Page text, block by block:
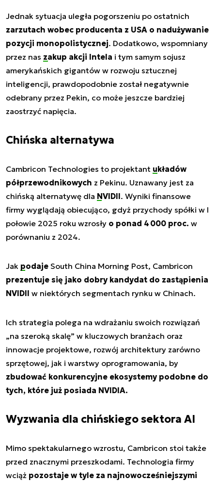
Jednak sytuacja uległa pogorszeniu po ostatnich
zarzutach wobec producenta z USA o nadużywanie
pozycji monopolistycznej. Dodatkowo, wspomniany
przez nas zakup akcji Intela i tym samym sojusz
amerykańskich gigantów w rozwoju sztucznej
inteligencji, prawdopodobnie został negatywnie
odebrany przez Pekin, co może jeszcze bardziej
zaostrzyć napięcia.
Chińska alternatywa
Cambricon Technologies to projektant układów
półprzewodnikowych z Pekinu. Uznawany jest za
chińską alternatywę dla NVIDII. Wyniki finansowe
firmy wyglądają obiecująco, gdyż przychody spółki w I
połowie 2025 roku wzrosły o ponad 4 000 proc. w
porównaniu z 2024.
Jak podaje South China Morning Post, Cambricon
prezentuje się jako dobry kandydat do zastąpienia
NVIDII w niektórych segmentach rynku w Chinach.
Ich strategia polega na wdrażaniu swoich rozwiązań
„na szeroką skalę” w kluczowych branżach oraz
innowacje projektowe, rozwój architektury zarówno
sprzętowej, jak i warstwy oprogramowania, by
zbudować konkurencyjne ekosystemy podobne do
tych, które już posiada NVIDIA.
Wyzwania dla chińskiego sektora AI
Mimo spektakularnego wzrostu, Cambricon stoi także
przed znacznymi przeszkodami. Technologia firmy
wciąż pozostaje w tyle za najnowocześniejszymi